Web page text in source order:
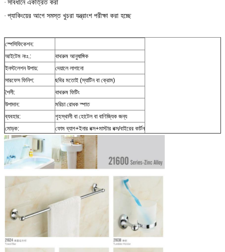
· সাবধানে একত্রিত করা
· প্যাকিংয়ের আগে সমস্ত খুচরা যন্ত্রাংশ পরীক্ষা করা হচ্ছে
স্পেসিফিকেশন:
আইটেম নংঃ.:
বাথরুম আনুষাঙ্গিক
ইনস্টলেশন উপায়:
দেয়ালে লাগানো
সারফেস ফিনিশ:
ছবির মতোই (স্যাটিন বা ক্রোম)
শৈলী:
বাথরুম ফিটিং
উপাদান:
মরিচা রোধক স্পাত
ব্যবহার:
গৃহস্থালী বা হোটেল বা বাণিজ্যিক জন্য
মোড়ক:
ফোম ব্যাগ+ইনার বক্স+মাস্টার বক্স/বাইরের কার্টন